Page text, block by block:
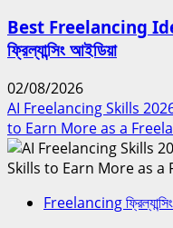
Best Freelancing
ফ্রিল্যান্সিং আইডিয়া
02/08/2026
AI Freelancing Skills
to Earn More as a
Freelancing ফ্রিল্যান্সিং